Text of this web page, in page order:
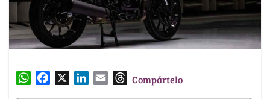
W
TCompártelo